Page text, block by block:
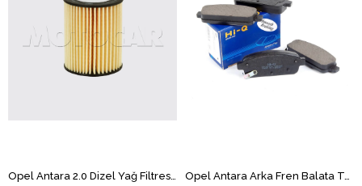
Opel Antara 2.0 Dizel Yağ Filtresi MOTOCAR
Opel Antara Arka Fren Balata Takımı Hİ-Q